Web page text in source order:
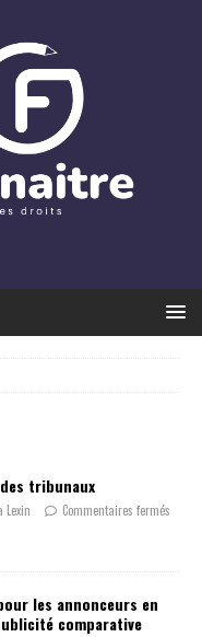
tribunaux
Lexin Commentaires fermés
les annonceurs en
comparative